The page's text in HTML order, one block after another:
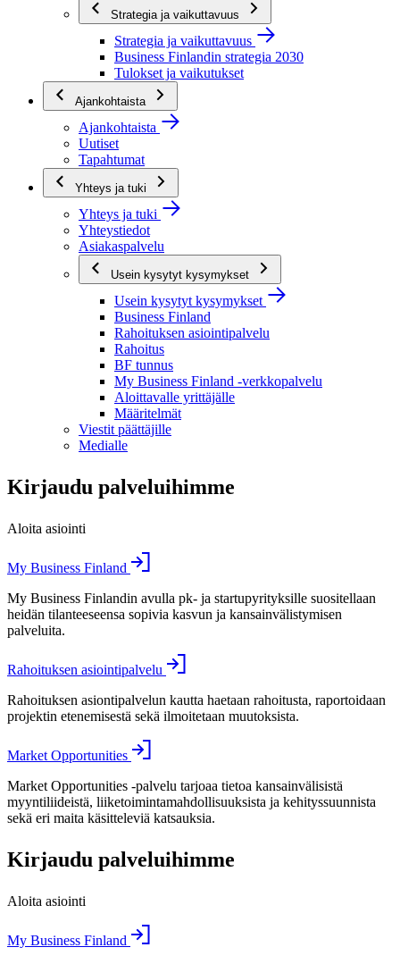
Strategia ja vaikuttavuus
Strategia ja vaikuttavuus
Business Finlandin strategia 2030
Tulokset ja vaikutukset
Ajankohtaista
Ajankohtaista
Uutiset
Tapahtumat
Yhteys ja tuki
Yhteys ja tuki
Yhteystiedot
Asiakaspalvelu
Usein kysytyt kysymykset
Usein kysytyt kysymykset
Business Finland
Rahoituksen asiointipalvelu
Rahoitus
BF tunnus
My Business Finland -verkkopalvelu
Aloittavalle yrittäjälle
Määritelmät
Viestit päättäjille
Medialle
Kirjaudu palveluihimme
Aloita asiointi
My Business Finland
My Business Finlandin avulla pk- ja startupyrityksille suositellaan
heidän tilanteeseensa sopivia kasvun ja kansainvälistymisen
palveluita.
Rahoituksen asiointipalvelu
Rahoituksen asiontipalvelun kautta haetaan rahoitusta, raportoidaan
projektin etenemisestä sekä ilmoitetaan muutoksista.
Market Opportunities
Market Opportunities -palvelu tarjoaa tietoa kansainvälisistä
myyntiliideistä, liiketoimintamahdollisuuksista ja kehityssuunnista
sekä eri maita käsitteleviä katsauksia.
Kirjaudu palveluihimme
Aloita asiointi
My Business Finland